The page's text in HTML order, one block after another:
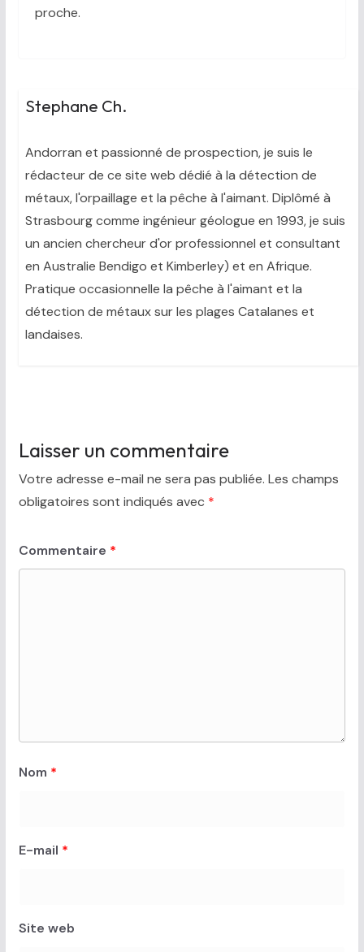
proche.
Stephane Ch.
Andorran et passionné de prospection, je suis le
rédacteur de ce site web dédié à la détection de
métaux, l'orpaillage et la pêche à l'aimant. Diplômé à
Strasbourg comme ingénieur géologue en 1993, je suis
un ancien chercheur d'or professionnel et consultant
en Australie Bendigo et Kimberley) et en Afrique.
Pratique occasionnelle la pêche à l'aimant et la
détection de métaux sur les plages Catalanes et
landaises.
Laisser un commentaire
Votre adresse e-mail ne sera pas publiée. Les champs
obligatoires sont indiqués avec *
Commentaire *
Nom *
E-mail *
Site web